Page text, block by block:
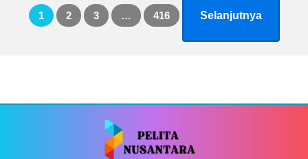
Paginasi
1 2 3 … 416 Selanjutnya